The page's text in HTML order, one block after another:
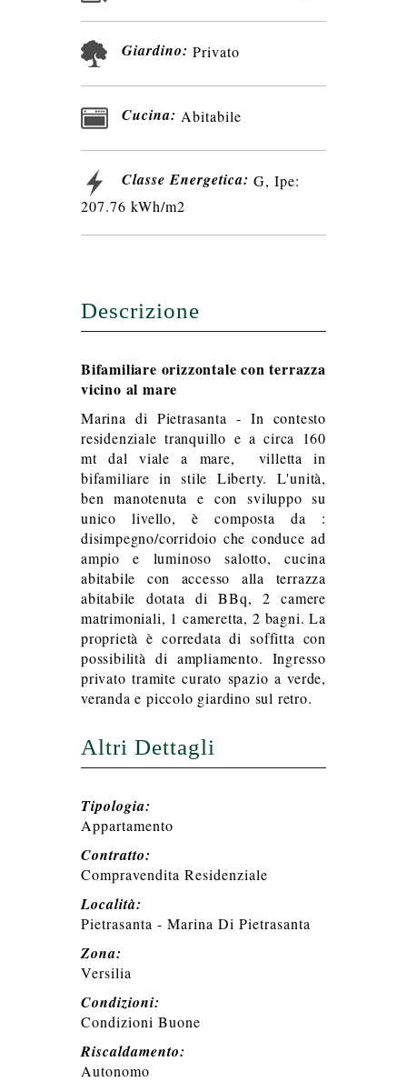
Giardino: Privato
Cucina: Abitabile
Classe Energetica: G, Ipe:
207.76 kWh/m2
Descrizione
Bifamiliare orizzontale con terrazza
vicino al mare
Marina di Pietrasanta - In contesto
residenziale tranquillo e a circa 160
mt dal viale a mare, villetta in
bifamiliare in stile Liberty. L'unità,
ben manotenuta e con sviluppo su
unico livello, è composta da :
disimpegno/corridoio che conduce ad
ampio e luminoso salotto, cucina
abitabile con accesso alla terrazza
abitabile dotata di BBq, 2 camere
matrimoniali, 1 cameretta, 2 bagni. La
proprietà è corredata di soffitta con
possibilità di ampliamento. Ingresso
privato tramite curato spazio a verde,
veranda e piccolo giardino sul retro.
Altri Dettagli
Tipologia:
Appartamento
Contratto:
Compravendita Residenziale
Località:
Pietrasanta - Marina Di Pietrasanta
Zona:
Versilia
Condizioni:
Condizioni Buone
Riscaldamento:
Autonomo